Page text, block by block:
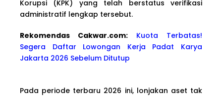
Korupsi (KPK) yang telah berstatus verifikasi
administratif lengkap tersebut.
Rekomendas Cakwar.com: Kuota Terbatas!
Segera Daftar Lowongan Kerja Padat Karya
Jakarta 2026 Sebelum Ditutup
Pada periode terbaru 2026 ini, lonjakan aset tak